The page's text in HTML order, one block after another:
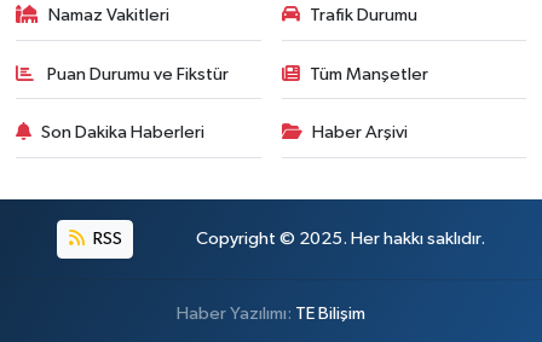
Namaz Vakitleri Trafik Durumu
Puan Durumu ve Fikstür Tüm Manşetler
Son Dakika Haberleri Haber Arşivi
RSS Copyright © 2025. Her hakkı saklıdır.
Haber Yazılımı: TE Bilişim